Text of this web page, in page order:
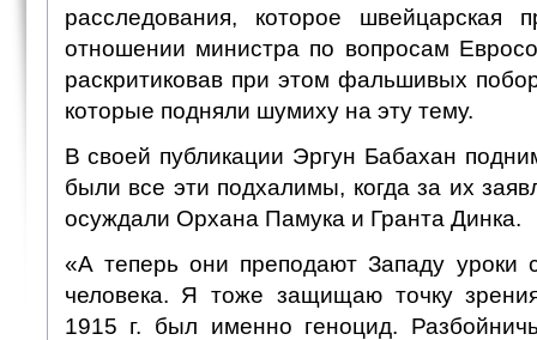
расследования, которое швейцарская
отношении министра по вопросам
раскритиковав при этом фальшивых
которые подняли шумиху на эту тему.
В своей публикации Эргун Бабахан
были все эти подхалимы, когда за их
осуждали Орхана Памука и Гранта Динка.
«А теперь они преподают Западу уроки
человека. Я тоже защищаю точку
1915 г. был именно геноцид.